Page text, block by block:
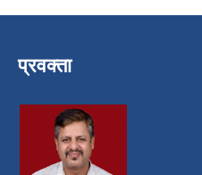
प्रवक्ता